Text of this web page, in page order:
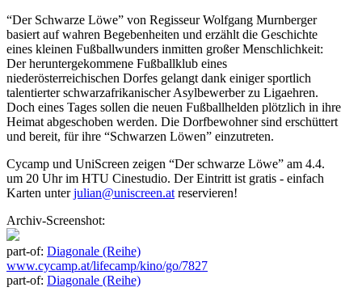
“Der Schwarze Löwe” von Regisseur Wolfgang Murnberger
basiert auf wahren Begebenheiten und erzählt die Geschichte
eines kleinen Fußballwunders inmitten großer Menschlichkeit:
Der heruntergekommene Fußballklub eines
niederösterreichischen Dorfes gelangt dank einiger sportlich
talentierter schwarzafrikanischer Asylbewerber zu Ligaehren.
Doch eines Tages sollen die neuen Fußballhelden plötzlich in ihre
Heimat abgeschoben werden. Die Dorfbewohner sind erschüttert
und bereit, für ihre “Schwarzen Löwen” einzutreten.
Cycamp und UniScreen zeigen “Der schwarze Löwe” am 4.4.
um 20 Uhr im HTU Cinestudio. Der Eintritt ist gratis - einfach
Karten unterjulian@uniscreen.at reservieren!
Archiv-Screenshot:
part-of: Diagonale (Reihe)
www.cycamp.at/lifecamp/kino/go/7827
part-of: Diagonale (Reihe)